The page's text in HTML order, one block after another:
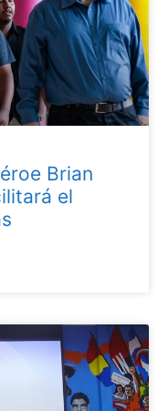
Brian
el